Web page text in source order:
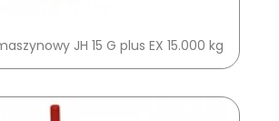
JH 15 G plus EX 15.000 kg